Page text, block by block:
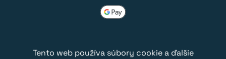
Tento web používa súbory cookie a ďalšie